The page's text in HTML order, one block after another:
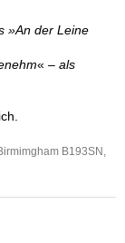
»An der Leine
« – als
B193SN,